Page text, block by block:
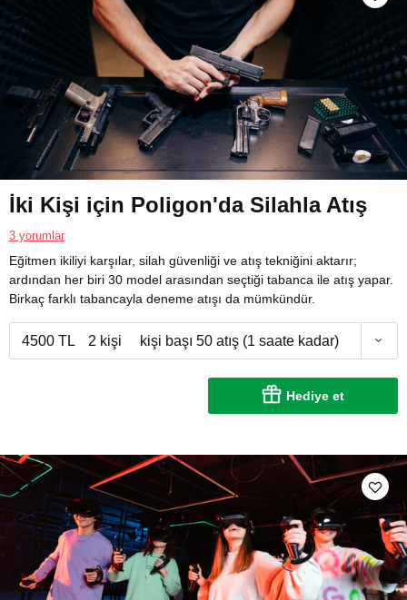
İki Kişi için Poligon'da Silahla Atış
3 yorumlar
Eğitmen ikiliyi karşılar, silah güvenliği ve atış tekniğini aktarır;
ardından her biri 30 model arasından seçtiği tabanca ile atış yapar.
Birkaç farklı tabancayla deneme atışı da mümkündür.
4500 TL 2 kişi kişi başı 50 atış (1 saate kadar)
Hediye et